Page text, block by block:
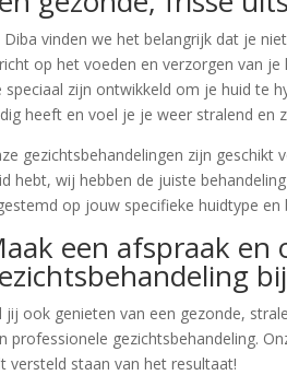
Diba vinden we het belangrijk dat je
op het voeden en verzorgen van
speciaal zijn ontwikkeld om je huid te
heeft en voel je je weer stralend en
gezichtsbehandelingen zijn
hebt, wij hebben de juiste
op jouw specifieke huidtype
een afspraak en
jij ook genieten van een gezonde,
professionele gezichtsbehandeling.
versteld staan van het resultaat!